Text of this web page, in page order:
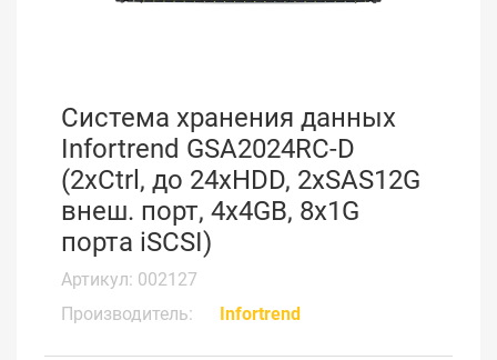
Система хранения данных
Infortrend GSA2024RC-D
(2xCtrl, до 24xHDD, 2xSAS12G
внеш. порт, 4x4GB, 8x1G
порта iSCSI)
Артикул: 002127
Производитель:
Infortrend